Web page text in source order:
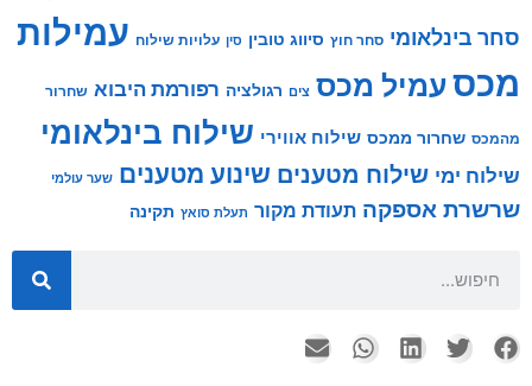
סחר בינלאומי סחר חוץ סיווג טובין סין עלויות שילוח עמילות
מכסעמיל מכס צים רגולציה רפורמת היבוא שחרור
מהמכס שחרור ממכס שילוח אווירי שילוח בינלאומי
שילוח ימי שילוח מטענים שינוע מטענים שער עולמי
שרשרת אספקה תעודת מקור תעלת סואץ תקינה